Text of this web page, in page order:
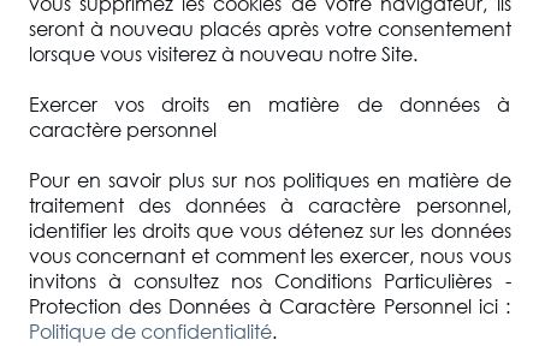
seront à nouveau placés après votre consentement
lorsque vous visiterez à nouveau notre Site.
Exercer vos droits en matière de données à
caractère personnel
Pour en savoir plus sur nos politiques en matière de
traitement des données à caractère personnel,
identifier les droits que vous détenez sur les données
vous concernant et comment les exercer, nous vous
invitons à consultez nos Conditions Particulières -
Protection des Données à Caractère Personnel ici :
Politique de confidentialité.